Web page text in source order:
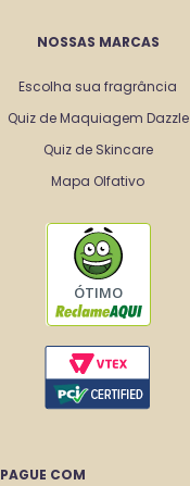
NOSSAS MARCAS
Escolha sua fragrância
Quiz de Maquiagem Dazzle
Quiz de Skincare
Mapa Olfativo
ÓTIMO
PAGUE COM